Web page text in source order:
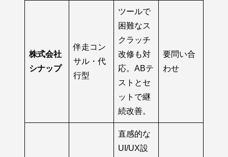
株式会社
シナップ
伴走コン
サル・代
行型
ツールで
困難なス
クラッチ
改修も対
応。ABテ
ストとセ
ットで継
続改善。
要問い合
わせ
直感的な
UI/UX設